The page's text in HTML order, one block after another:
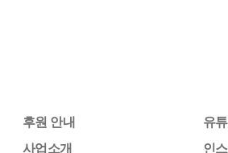
후원 안내
사업소개
유
인